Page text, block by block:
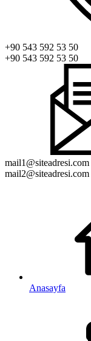
+90 543 592 53 50
+90 543 592 53 50
mail1@siteadresi.com
mail2@siteadresi.com
Anasayfa